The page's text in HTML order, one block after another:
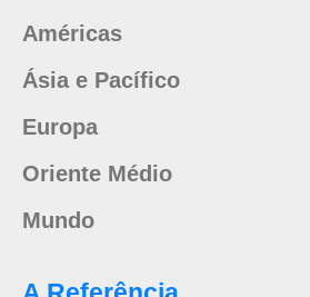
Américas
Ásia e Pacífico
Europa
Oriente Médio
Mundo